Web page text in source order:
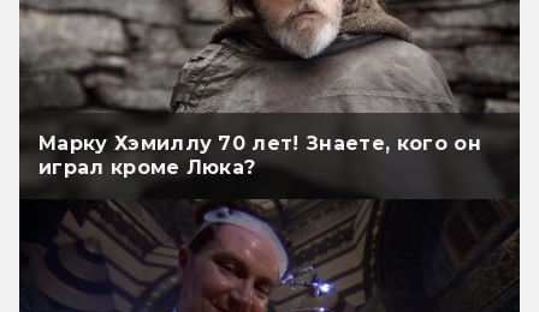
Марку Хэмиллу 70 лет! Знаете, кого он
играл кроме Люка?